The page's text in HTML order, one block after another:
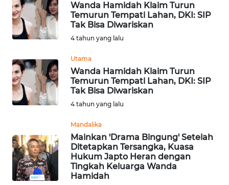
Wanda Hamidah Klaim Turun
Temurun Tempati Lahan, DKI: SIP
Tak Bisa Diwariskan
4 tahun yang lalu
Utama
Wanda Hamidah Klaim Turun
Temurun Tempati Lahan, DKI: SIP
Tak Bisa Diwariskan
4 tahun yang lalu
Mandalika
Mainkan 'Drama Bingung' Setelah
Ditetapkan Tersangka, Kuasa
Hukum Japto Heran dengan
Tingkah Keluarga Wanda
Hamidah
WN
SULBAR
BABEL
WN
SUMBAR
SUMSEL
WN
BENGKULU